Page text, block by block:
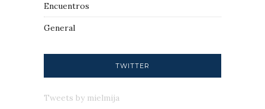
Encuentros
General
TWITTER
Tweets by mielmija